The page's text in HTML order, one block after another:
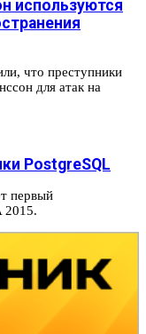
используются
что преступники
для атак на
PostgreSQL
первый
2015.